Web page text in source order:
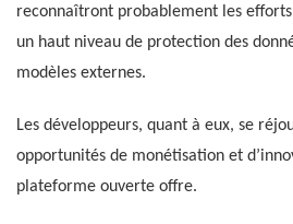
reconnaîtront probablement les
un haut niveau de protection des
modèles externes.
Les développeurs, quant à eux, se
opportunités de monétisation et
plateforme ouverte offre.